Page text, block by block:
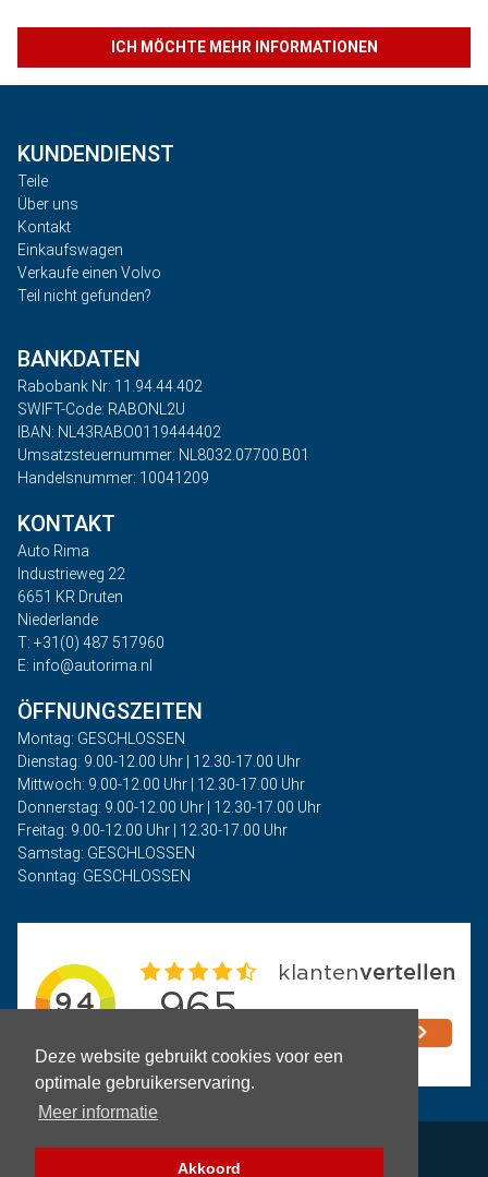
Deze website gebruikt cookies voor een
optimale gebruikerservaring.
Meer informatie
Akkoord
ICH MÖCHTE MEHR INFORMATIONEN
KUNDENDIENST
Teile
Über uns
Kontakt
Einkaufswagen
Verkaufe einen Volvo
Teil nicht gefunden?
BANKDATEN
Rabobank Nr: 11.94.44.402
SWIFT-Code: RABONL2U
IBAN: NL43RABO0119444402
Umsatzsteuernummer: NL8032.07700.B01
Handelsnummer: 10041209
KONTAKT
Auto Rima
Industrieweg 22
6651 KR Druten
Niederlande
T: +31(0) 487 517960
E: info@autorima.nl
ÖFFNUNGSZEITEN
Montag: GESCHLOSSEN
Dienstag: 9.00-12.00 Uhr | 12.30-17.00 Uhr
Mittwoch: 9.00-12.00 Uhr | 12.30-17.00 Uhr
Donnerstag: 9.00-12.00 Uhr | 12.30-17.00 Uhr
Freitag: 9.00-12.00 Uhr | 12.30-17.00 Uhr
Samstag: GESCHLOSSEN
Sonntag: GESCHLOSSEN
Privacy